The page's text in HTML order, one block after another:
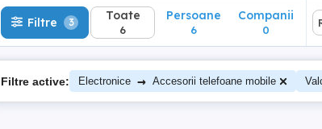
Filtre 3 Toate
6
Persoane
6
Companii
0
Filtre active: Electronice → Accesorii telefoane mobile